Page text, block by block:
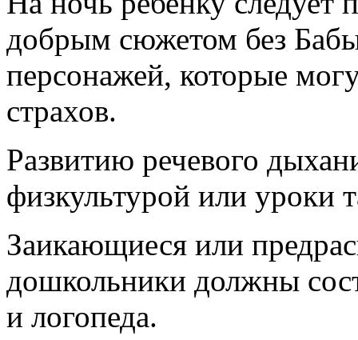
добрым сюжетом без
персонажей, которые
страхов.
Развитию речевого
физкультурой или уроки
Заикающиеся или
дошкольники должны
и логопеда.